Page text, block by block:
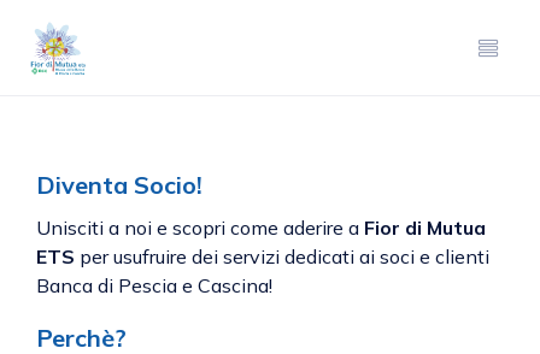
Diventa Socio!
Unisciti a noi e scopri come aderire a Fior di Mutua
ETS per usufruire dei servizi dedicati ai soci e clienti
Banca di Pescia e Cascina!
Perchè?